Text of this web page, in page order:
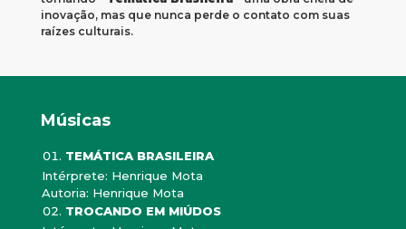
inovação, mas que nunca perde o contato com suas
raízes culturais.
Músicas
TEMÁTICA BRASILEIRA
Intérprete: Henrique Mota
Autoria: Henrique Mota
TROCANDO EM MIÚDOS